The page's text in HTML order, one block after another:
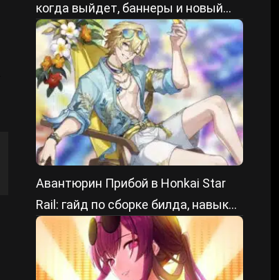
когда выйдет, баннеры и новый
контент
Авантюрин Прибой в Honkai Star
Rail: гайд по сборке билда, навыки
и лучшие отряды